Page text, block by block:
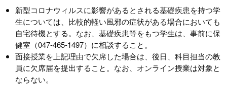
新型コロナウィルスに影響があるとされる基礎疾患を持つ学
生については、比較的軽い風邪の症状がある場合においても
自宅待機とする。なお、基礎疾患等をもつ学生は、事前に保
健室（047-465-1497）に相談すること。
面接授業を上記理由で欠席した場合は、後日、科目担当の教
員に欠席届を提出すること。なお、オンライン授業は対象と
ならない。